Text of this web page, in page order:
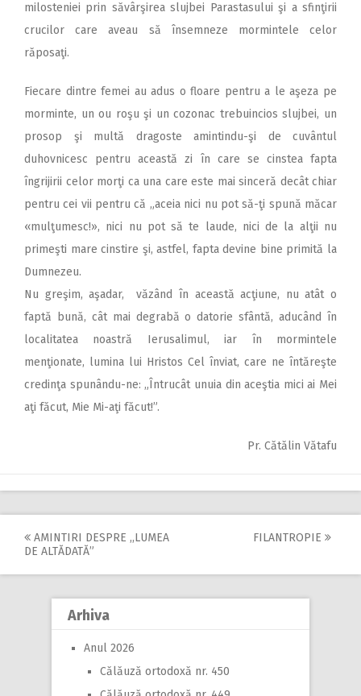
milosteniei prin săvârşirea slujbei Parastasului şi a sfinţirii
crucilor care aveau să însemneze mormintele celor
răposaţi.
Fiecare dintre femei au adus o floare pentru a le aşeza pe
morminte, un ou roşu şi un cozonac trebuincios slujbei, un
prosop şi multă dragoste amintindu-şi de cuvântul
duhovnicesc pentru această zi în care se cinstea fapta
îngrijirii celor morţi ca una care este mai sinceră decât chiar
pentru cei vii pentru că „aceia nici nu pot să-ţi spună măcar
«mulţumesc!», nici nu pot să te laude, nici de la alţii nu
primeşti mare cinstire şi, astfel, fapta devine bine primită la
Dumnezeu.
Nu greşim, aşadar, văzând în această acţiune, nu atât o
faptă bună, cât mai degrabă o datorie sfântă, aducând în
localitatea noastră Ierusalimul, iar în mormintele
menţionate, lumina lui Hristos Cel înviat, care ne întăreşte
credinţa spunându-ne: „Întrucât unuia din aceştia mici ai Mei
aţi făcut, Mie Mi-aţi făcut!”.
Pr. Cătălin Vătafu
Post
navigation
AMINTIRI DESPRE ,,LUMEA
DE ALTĂDATĂ”
FILANTROPIE
Arhiva
Anul 2026
Călăuză ortodoxă nr. 450